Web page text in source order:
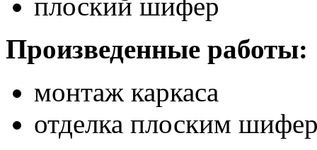
Произведенные работы:
монтаж каркаса
отделка плоским